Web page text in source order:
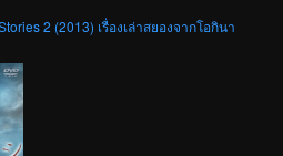
2 (2013) เรื่องเล่าสยองจากโอกินา